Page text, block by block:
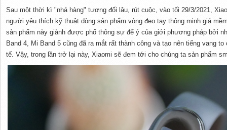
Sau một thời kì "nhá hàng" tương đối lâu, rút cuộc, vào tối 29/3/2021,
người yêu thích kỹ thuật dòng sản phẩm vòng đeo tay thông minh giá
sản phẩm này giành được phổ thông sự để ý của giới phương pháp bởi
Band 4, Mi Band 5 cũng đã ra mắt rất thành công và tạo nên tiếng vang
tế. Vậy, trong lần trở lại này, Xiaomi sẽ đem tới cho chúng ta sản phẩm